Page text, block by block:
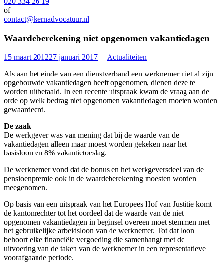
of
contact@kernadvocatuur.nl
Waardeberekening niet opgenomen vakantiedagen
15 maart 201227 januari 2017 – Actualiteiten
Als aan het einde van een dienstverband een werknemer niet al zijn
opgebouwde vakantiedagen heeft opgenomen, dienen deze te
worden uitbetaald. In een recente uitspraak kwam de vraag aan de
orde op welk bedrag niet opgenomen vakantiedagen moeten worden
gewaardeerd.
De zaak
De werkgever was van mening dat bij de waarde van de
vakantiedagen alleen maar moest worden gekeken naar het
basisloon en 8% vakantietoeslag.
De werknemer vond dat de bonus en het werkgeversdeel van de
pensioenpremie ook in de waardeberekening moesten worden
meegenomen.
Op basis van een uitspraak van het Europees Hof van Justitie komt
de kantonrechter tot het oordeel dat de waarde van de niet
opgenomen vakantiedagen in beginsel overeen moet stemmen met
het gebruikelijke arbeidsloon van de werknemer. Tot dat loon
behoort elke financiële vergoeding die samenhangt met de
uitvoering van de taken van de werknemer in een representatieve
voorafgaande periode.